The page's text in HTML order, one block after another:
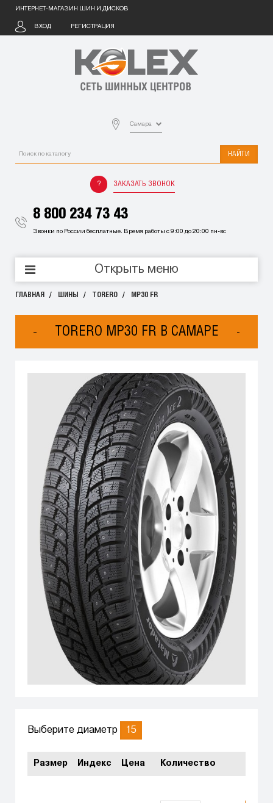
ИНТЕРНЕТ-МАГАЗИН ШИН И ДИСКОВ
ВХОД РЕГИСТРАЦИЯ
Самара
НАЙТИ
ЗАКАЗАТЬ ЗВОНОК
8 800 234 73 43
Звонки по России бесплатные. Время работы с 9:00 до 20:00 пн-вс
Открыть меню
ГЛАВНАЯ ШИНЫ TORERO MP30 FR
TORERO MP30 FR В САМАРЕ
Выберите диаметр 15
Размер Индекс Цена Количество